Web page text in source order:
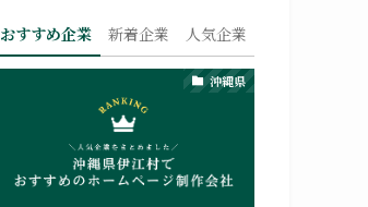
おすすめ企業 新着企業 人気企業
沖縄県